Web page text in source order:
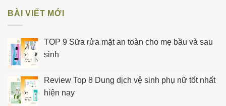
BÀI VIẾT MỚI
TOP 9 Sữa rửa mặt an toàn cho mẹ bầu và sau
sinh
Review Top 8 Dung dịch vệ sinh phụ nữ tốt nhất
hiện nay